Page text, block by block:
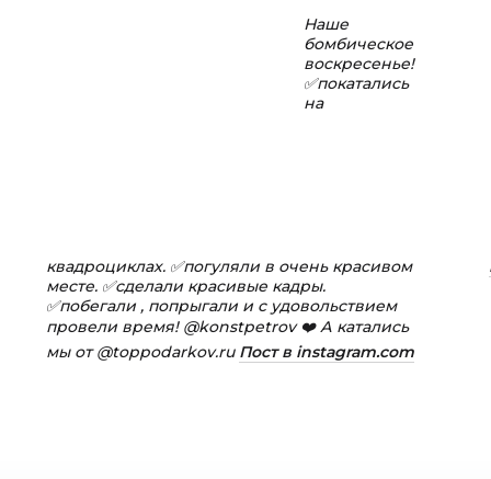
Наше
бомбическое
воскресенье!
✅покатались
на
квадроциклах. ✅погуляли в очень красивом
месте. ✅сделали красивые кадры.
✅побегали , попрыгали и с удовольствием
провели время! @konstpetrov ❤️ А катались
мы от @toppodarkov.ru Пост в instagram.com